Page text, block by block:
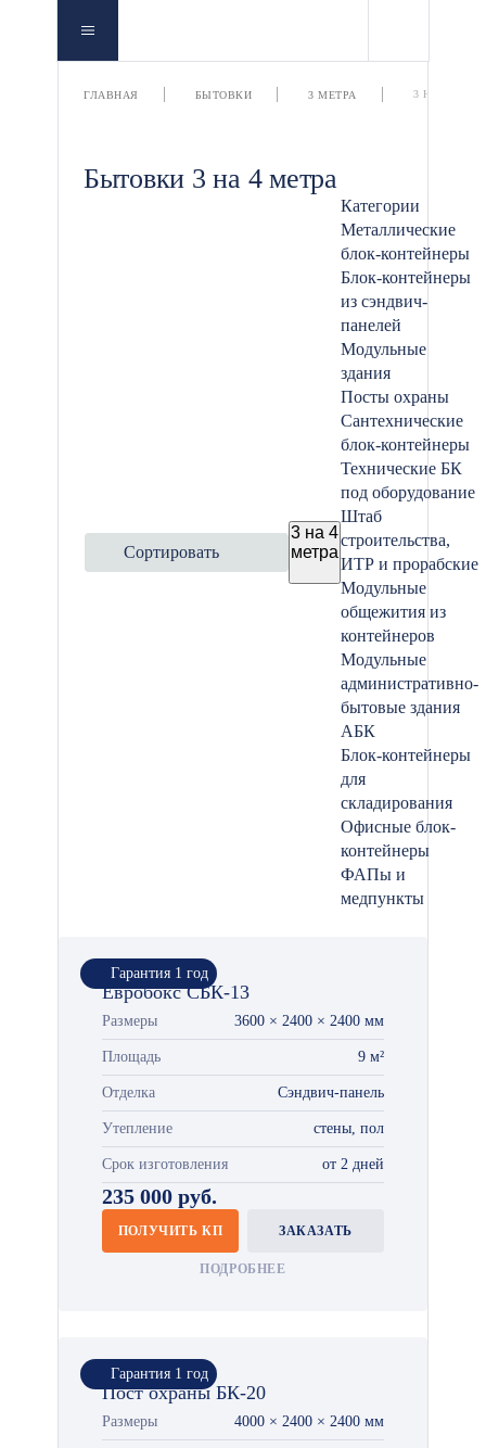
ГЛАВНАЯ БЫТОВКИ 3 МЕТРА 3 НА 4
Бытовки 3 на 4 метра
Сортировать
3 на 4
метра
Категории
Металлические
блок-контейнеры
Блок-контейнеры
из сэндвич-
панелей
Модульные
здания
Посты охраны
Сантехнические
блок-контейнеры
Технические БК
под оборудование
Штаб
строительства,
ИТР и прорабские
Модульные
общежития из
контейнеров
Модульные
административно-
бытовые здания
АБК
Блок-контейнеры
для
складирования
Офисные блок-
контейнеры
ФАПы и
медпункты
Гарантия 1 год
Евробокс СБК-13
Размеры 3600 × 2400 × 2400 мм
Площадь 9 м²
Отделка Сэндвич-панель
Утепление стены, пол
Срок изготовления от 2 дней
235 000 руб.
ПОЛУЧИТЬ КП ЗАКАЗАТЬ
ПОДРОБНЕЕ
Гарантия 1 год
Пост охраны БК-20
Размеры 4000 × 2400 × 2400 мм